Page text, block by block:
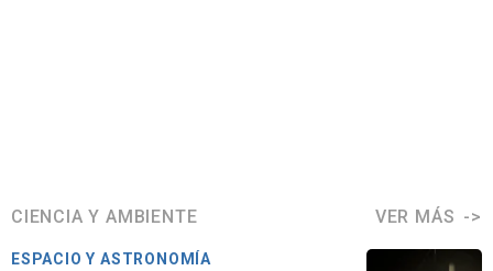
CIENCIA Y AMBIENTE VER MÁS
ESPACIO Y ASTRONOMÍA